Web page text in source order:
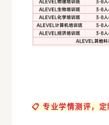
📋 专业学情测评，